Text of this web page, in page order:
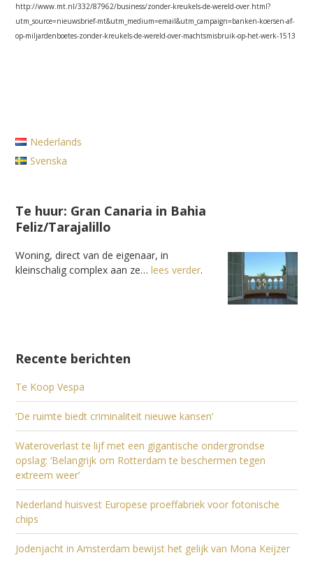
http://www.mt.nl/332/87962/business/zonder-kreukels-de-wereld-over.html?
utm_source=nieuwsbrief-mt&utm_medium=email&utm_campaign=banken-koersen-af-
op-miljardenboetes-zonder-kreukels-de-wereld-over-machtsmisbruik-op-het-werk-1513
Nederlands
Svenska
Te huur: Gran Canaria in Bahia
Feliz/Tarajalillo
Woning, direct van de eigenaar, in
kleinschalig complex aan ze…lees verder.
Recente berichten
Te Koop Vespa
‘De ruimte biedt criminaliteit nieuwe kansen’
Wateroverlast te lijf met een gigantische ondergrondse
opslag: ‘Belangrijk om Rotterdam te beschermen tegen
extreem weer’
Nederland huisvest Europese proeffabriek voor fotonische
chips
Jodenjacht in Amsterdam bewijst het gelijk van Mona Keijzer